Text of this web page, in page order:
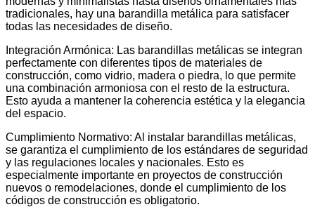
tradicionales, hay una barandilla metálica para satisfacer
todas las necesidades de diseño.
Integración Armónica: Las barandillas metálicas se integran
perfectamente con diferentes tipos de materiales de
construcción, como vidrio, madera o piedra, lo que permite
una combinación armoniosa con el resto de la estructura.
Esto ayuda a mantener la coherencia estética y la elegancia
del espacio.
Cumplimiento Normativo: Al instalar barandillas metálicas,
se garantiza el cumplimiento de los estándares de seguridad
y las regulaciones locales y nacionales. Esto es
especialmente importante en proyectos de construcción
nuevos o remodelaciones, donde el cumplimiento de los
códigos de construcción es obligatorio.